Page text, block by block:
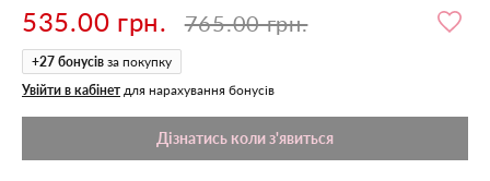
535.00 грн. 765.00 грн.
+27 бонусів за покупку
Увійти в кабінет для нарахування бонусів
Дізнатись коли з'явиться